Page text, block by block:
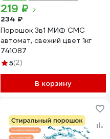
219 ₽
234 ₽
Порошок 3в1 МИФ СМС
автомат, свежий цвет 1кг
741087
5(2)
В корзину